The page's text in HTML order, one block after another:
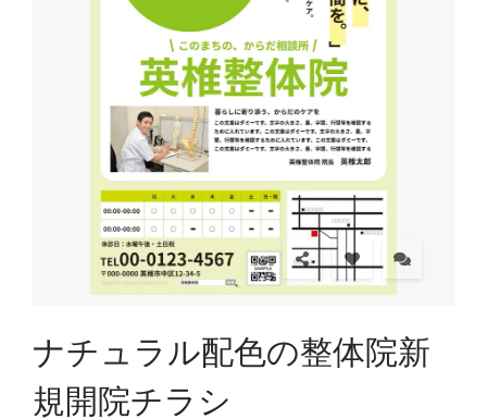
ナチュラル配色の整体院新
規開院チラシ